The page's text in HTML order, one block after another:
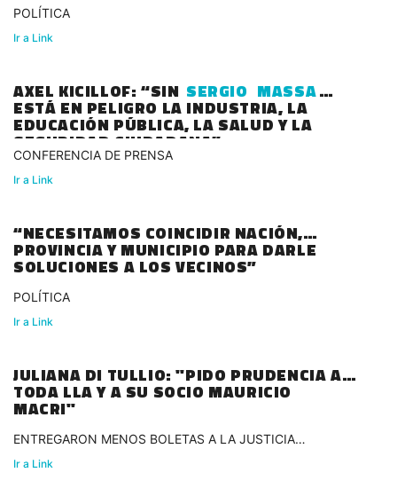
POLÍTICA
Ir a Link
AXEL KICILLOF: “SIN SERGIO MASSA
ESTÁ EN PELIGRO LA INDUSTRIA, LA
EDUCACIÓN PÚBLICA, LA SALUD Y LA
SEGURIDAD CIUDADANA”
CONFERENCIA DE PRENSA
Ir a Link
“NECESITAMOS COINCIDIR NACIÓN,
PROVINCIA Y MUNICIPIO PARA DARLE
SOLUCIONES A LOS VECINOS”
POLÍTICA
Ir a Link
JULIANA DI TULLIO: "PIDO PRUDENCIA A
TODA LLA Y A SU SOCIO MAURICIO
MACRI"
ENTREGARON MENOS BOLETAS A LA JUSTICIA
ELECTORAL
Ir a Link